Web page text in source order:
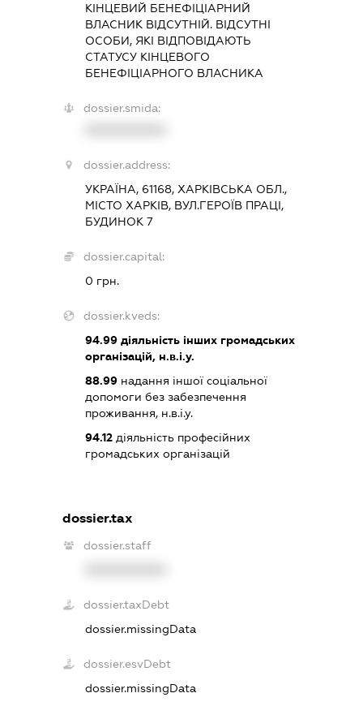
КІНЦЕВИЙ БЕНЕФІЦІАРНИЙ
ВЛАСНИК ВІДСУТНІЙ. ВІДСУТНІ
ОСОБИ, ЯКІ ВІДПОВІДАЮТЬ
СТАТУСУ КІНЦЕВОГО
БЕНЕФІЦІАРНОГО ВЛАСНИКА
dossier.smida:
dossier.address:
УКРАЇНА, 61168, ХАРКІВСЬКА ОБЛ.,
МІСТО ХАРКІВ, ВУЛ.ГЕРОЇВ ПРАЦІ,
БУДИНОК 7
dossier.capital:
0 грн.
dossier.kveds:
94.99діяльність інших громадських
організацій, н.в.і.у.
88.99надання іншої соціальної
допомоги без забезпечення
проживання, н.в.і.у.
94.12діяльність професійних
громадських організацій
dossier.tax
dossier.staff
dossier.taxDebt
dossier.missingData
dossier.esvDebt
dossier.missingData